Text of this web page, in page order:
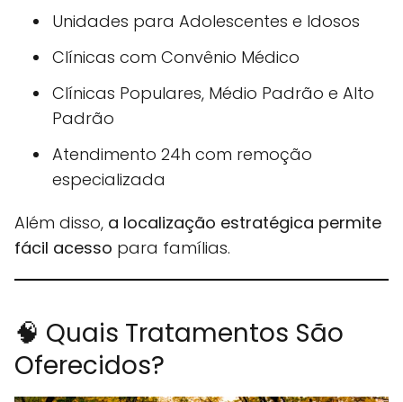
Unidades para Adolescentes e Idosos
Clínicas com Convênio Médico
Clínicas Populares, Médio Padrão e Alto
Padrão
Atendimento 24h com remoção
especializada
Além disso, a localização estratégica permite
fácil acesso para famílias.
🧠 Quais Tratamentos São
Oferecidos?